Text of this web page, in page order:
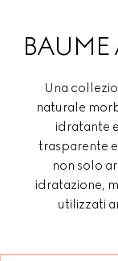
BAUME
Una
naturale
idratante
trasparente
non solo
idratazione,
utilizzati